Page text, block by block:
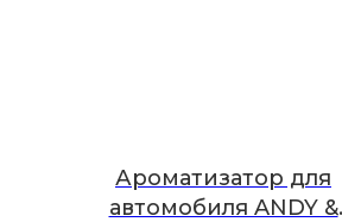
Ароматизатор для
автомобиля ANDY &